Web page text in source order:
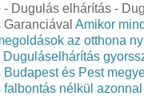
- Dugulás elhárítás -
Amikor
az otthona
Duguláselhárítás
és Pest
nélkül azonnal